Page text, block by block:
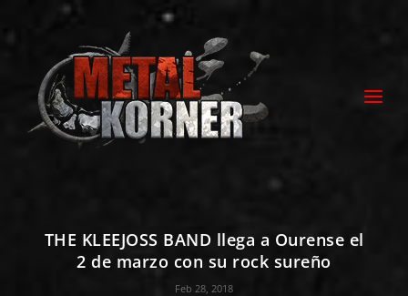
THE KLEEJOSS BAND llega a Ourense el
2 de marzo con su rock sureño
Feb 28, 2018